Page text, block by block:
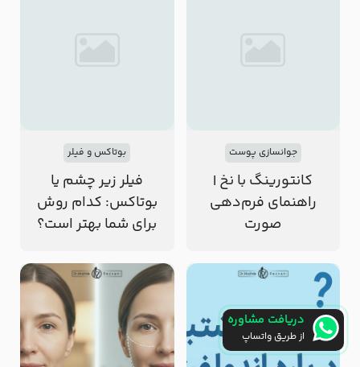
جوانسازی پوست
کانتورینگ با نخ |
راهنمای فرم‌دهی
صورت
بوتاکس و فیلر
فیلر زیر چشم یا
بوتاکس: کدام روش
برای شما بهتر است؟
دریافت مشاوره
از طریق واتساپ